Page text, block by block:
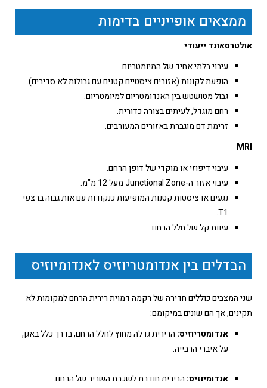
ממצאים אופייניים בדימות
אולטרסאונד ייעודי
עיבוי בלתי אחיד של המיומטריום.
הופעת לקונות (אזורים ציסטיים קטנים עם גבולות לא סדירים).
גבול מטושטש בין האנדומטריום למיומטריום.
רחם מוגדל, לעיתים בצורה כדורית.
זרימת דם מוגברת באזורים המעורבים.
MRI
עיבוי דיפוזי או מוקדי של דופן הרחם.
עיבוי אזור ה-Junctional Zone מעל 12 מ"מ.
נגעים או ציסטות קטנות המופיעות כנקודות עם אות גבוה ברצפי
T1.
עיוות קל של חלל הרחם.
הבדלים בין אנדומטריוזיס לאנדומיוזיס
שני המצבים כוללים חדירה של רקמה דמוית רירית הרחם למקומות לא
תקינים, אך הם שונים במיקומם:
אנדומטריוזיס: הרירית גדלה מחוץ לחלל הרחם, בדרך כלל באגן,
על איברי הרבייה.
אנדומיוזיס: הרירית חודרת לשכבת השריר של הרחם.